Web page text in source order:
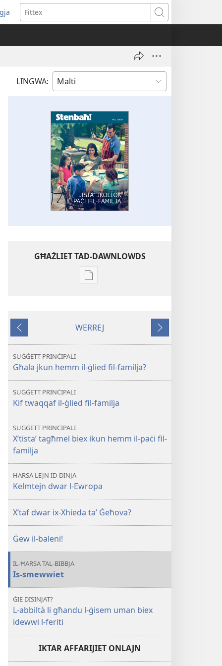
Fittex
LINGWA:
GĦAŻLIET TAD-DAWNLOWDS
Għażliet
pubblikazzjonijiet
Jistaʼ
jkollok
paċi
Ta'
qabel
WERREJ
Li
jmiss
SUĠĠETT PRINĊIPALI
Għala jkun hemm il-ġlied fil-familja?
SUĠĠETT PRINĊIPALI
Kif twaqqaf il-ġlied fil-familja
SUĠĠETT PRINĊIPALI
X’tistaʼ tagħmel biex ikun hemm il-paċi fil-
familja
ĦARSA LEJN ID-DINJA
Kelmtejn dwar l-Ewropa
X’taf dwar ix-Xhieda taʼ Ġeħova?
Ġew il-baleni!
IL-ĦARSA TAL-BIBBJA
Is-smewwiet
ĠIE DISINJAT?
L-abbiltà li għandu l-ġisem uman biex
idewwi l-feriti
IKTAR AFFARIJIET ONLAJN